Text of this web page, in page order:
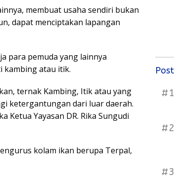
membuat usaha sendiri bukan
dapat menciptakan lapangan
para pemuda yang lainnya
kambing atau itik.
ternak Kambing, Itik atau yang
ketergantungan dari luar daerah.
Ketua Yayasan DR. Rika Sungudi
kolam ikan berupa Terpal,
#1
#2
#3